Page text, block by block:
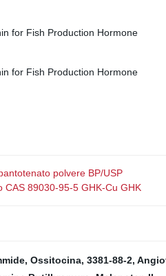
polvere BP/USP
CAS 89030-95-5 GHK-Cu GHK
, Ossitocina, 3381-88-2,